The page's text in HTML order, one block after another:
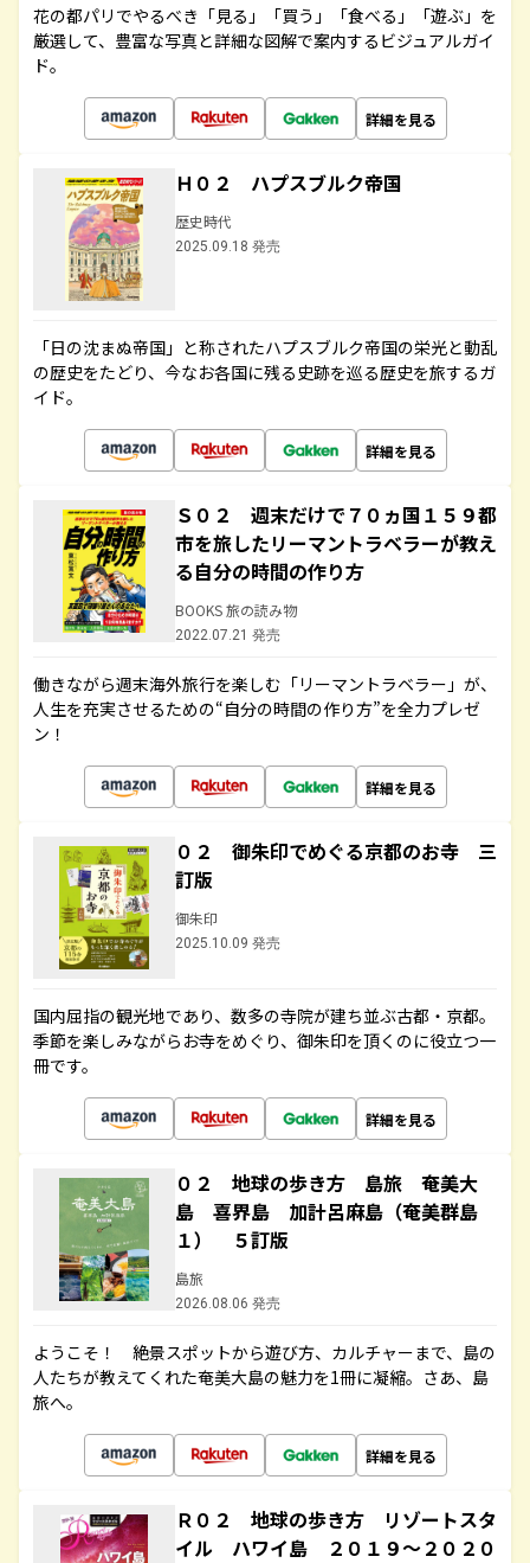
花の都パリでやるべき「見る」「買う」「食べる」「遊ぶ」を
厳選して、豊富な写真と詳細な図解で案内するビジュアルガイ
ド。
詳細を見る
Ｈ０２ ハプスブルク帝国
歴史時代
2025.09.18 発売
「日の沈まぬ帝国」と称されたハプスブルク帝国の栄光と動乱
の歴史をたどり、今なお各国に残る史跡を巡る歴史を旅するガ
イド。
詳細を見る
Ｓ０２ 週末だけで７０ヵ国１５９都
市を旅したリーマントラベラーが教え
る自分の時間の作り方
BOOKS 旅の読み物
2022.07.21 発売
働きながら週末海外旅行を楽しむ「リーマントラベラー」が、
人生を充実させるための“自分の時間の作り方”を全力プレゼ
ン！
詳細を見る
０２ 御朱印でめぐる京都のお寺 三
訂版
御朱印
2025.10.09 発売
国内屈指の観光地であり、数多の寺院が建ち並ぶ古都・京都。
季節を楽しみながらお寺をめぐり、御朱印を頂くのに役立つ一
冊です。
詳細を見る
０２ 地球の歩き方 島旅 奄美大
島 喜界島 加計呂麻島（奄美群島
１） ５訂版
島旅
2026.08.06 発売
ようこそ！ 絶景スポットから遊び方、カルチャーまで、島の
人たちが教えてくれた奄美大島の魅力を1冊に凝縮。さあ、島
旅へ。
詳細を見る
Ｒ０２ 地球の歩き方 リゾートスタ
イル ハワイ島 ２０１９～２０２０